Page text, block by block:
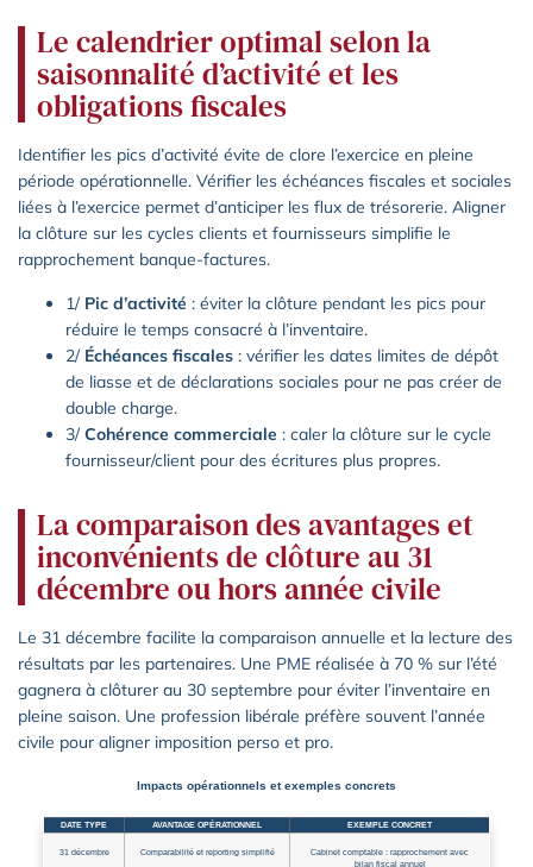
Le calendrier optimal selon la
saisonnalité d’activité et les
obligations fiscales
Identifier les pics d’activité évite de clore l’exercice en pleine
période opérationnelle. Vérifier les échéances fiscales et sociales
liées à l’exercice permet d’anticiper les flux de trésorerie. Aligner
la clôture sur les cycles clients et fournisseurs simplifie le
rapprochement banque-factures.
1/ Pic d’activité : éviter la clôture pendant les pics pour
réduire le temps consacré à l’inventaire.
2/ Échéances fiscales : vérifier les dates limites de dépôt
de liasse et de déclarations sociales pour ne pas créer de
double charge.
3/Cohérence commerciale : caler la clôture sur le cycle
fournisseur/client pour des écritures plus propres.
La comparaison des avantages et
inconvénients de clôture au 31
décembre ou hors année civile
Le 31 décembre facilite la comparaison annuelle et la lecture des
résultats par les partenaires. Une PME réalisée à 70 % sur l’été
gagnera à clôturer au 30 septembre pour éviter l’inventaire en
pleine saison. Une profession libérale préfère souvent l’année
civile pour aligner imposition perso et pro.
Impacts opérationnels et exemples concrets
DATE TYPE AVANTAGE OPÉRATIONNEL EXEMPLE CONCRET
31 décembre Comparabilité et reporting simplifié
Cabinet comptable : rapprochement avec
bilan fiscal annuel